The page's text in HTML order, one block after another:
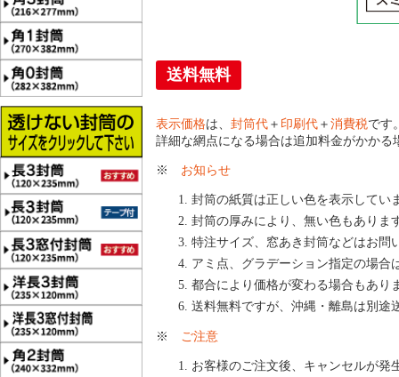
送料無料
表示価格は、 封筒代 ＋ 印刷代 ＋ 消費税です
詳細な網点になる場合は追加料金がかかる
※ お知らせ
封筒の紙質は正しい色を表示してい
封筒の厚みにより、無い色もありま
特注サイズ、窓あき封筒などはお問
アミ点、グラデーション指定の場合
都合により価格が変わる場合もあり
送料無料ですが、沖縄・離島は別途
※ ご注意
お客様のご注文後、キャンセルが発